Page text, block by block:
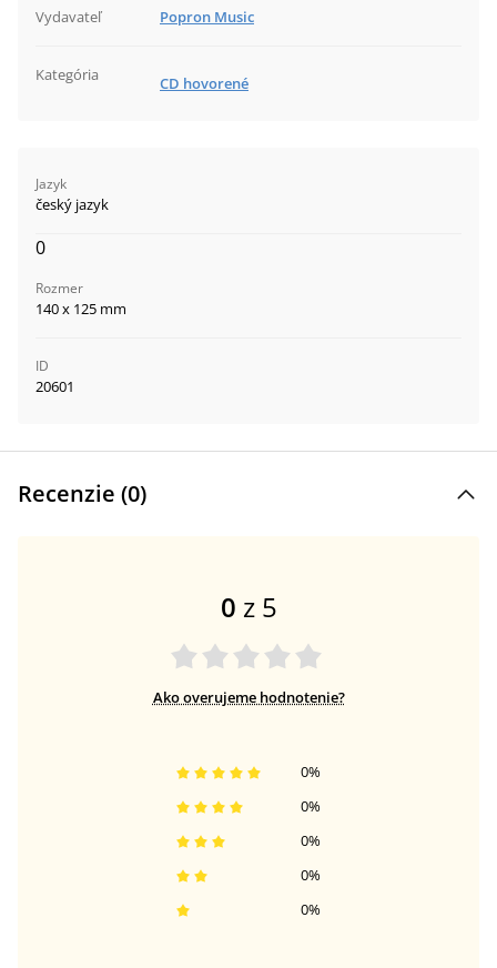
Vydavateľ Popron Music
Kategória CD hovorené
Jazyk
český jazyk
0
Rozmer
140 x 125 mm
ID
20601
Recenzie (0)
0 z 5
Ako overujeme hodnotenie?
0%
0%
0%
0%
0%